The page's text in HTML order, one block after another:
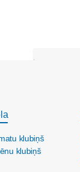
klubiņš
klubiņš